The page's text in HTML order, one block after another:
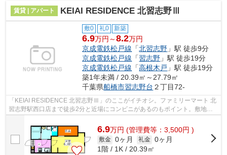
賃貸 | アパート KEIAI RESIDENCE 北習志野Ⅲ
敷0 礼0 新築
6.9万円～8.2万円
京成電鉄松戸線 「北習志野 」駅 徒歩9分
京成電鉄松戸線 「習志野 」駅 徒歩19分
京成電鉄松戸線 「高根木戸 」駅 徒歩19分
築1年未満 / 20.39㎡～27.79㎡
千葉県船橋市習志野台 ２丁目72-
「KEIAI RESIDENCE 北習志野Ⅲ」のここがイチオシ。ファミリーマート 北
習志野駅西口店まで徒歩2分と近場にコンビニがあるのもポイント。敷地内
ごみ置き場のある物件なので、ゴミ出しが...
6.9万円 (管理費等：3,500円 )
敷金 0ヶ月 礼金 0ヶ月
1階 / 1K / 20.39㎡